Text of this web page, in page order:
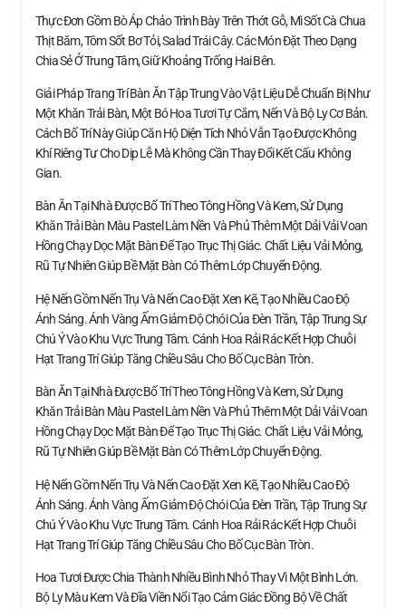
Thực Đơn Gồm Bò Áp Chảo Trình Bày Trên Thớt Gỗ, Mì Sốt Cà Chua
Thịt Băm, Tôm Sốt Bơ Tỏi, Salad Trái Cây. Các Món Đặt Theo Dạng
Chia Sẻ Ở Trung Tâm, Giữ Khoảng Trống Hai Bên.
Giải Pháp Trang Trí Bàn Ăn Tập Trung Vào Vật Liệu Dễ Chuẩn Bị Như
Một Khăn Trải Bàn, Một Bó Hoa Tươi Tự Cắm, Nến Và Bộ Ly Cơ Bản.
Cách Bố Trí Này Giúp Căn Hộ Diện Tích Nhỏ Vẫn Tạo Được Không
Khí Riêng Tư Cho Dịp Lễ Mà Không Cần Thay Đổi Kết Cấu Không
Gian.
Bàn Ăn Tại Nhà Được Bố Trí Theo Tông Hồng Và Kem, Sử Dụng
Khăn Trải Bàn Màu Pastel Làm Nền Và Phủ Thêm Một Dải Vải Voan
Hồng Chạy Dọc Mặt Bàn Để Tạo Trục Thị Giác. Chất Liệu Vải Mỏng,
Rũ Tự Nhiên Giúp Bề Mặt Bàn Có Thêm Lớp Chuyển Động.
Hệ Nến Gồm Nến Trụ Và Nến Cao Đặt Xen Kẽ, Tạo Nhiều Cao Độ
Ánh Sáng. Ánh Vàng Ấm Giảm Độ Chói Của Đèn Trần, Tập Trung Sự
Chú Ý Vào Khu Vực Trung Tâm. Cánh Hoa Rải Rác Kết Hợp Chuỗi
Hạt Trang Trí Giúp Tăng Chiều Sâu Cho Bố Cục Bàn Tròn.
Bàn Ăn Tại Nhà Được Bố Trí Theo Tông Hồng Và Kem, Sử Dụng
Khăn Trải Bàn Màu Pastel Làm Nền Và Phủ Thêm Một Dải Vải Voan
Hồng Chạy Dọc Mặt Bàn Để Tạo Trục Thị Giác. Chất Liệu Vải Mỏng,
Rũ Tự Nhiên Giúp Bề Mặt Bàn Có Thêm Lớp Chuyển Động.
Hệ Nến Gồm Nến Trụ Và Nến Cao Đặt Xen Kẽ, Tạo Nhiều Cao Độ
Ánh Sáng. Ánh Vàng Ấm Giảm Độ Chói Của Đèn Trần, Tập Trung Sự
Chú Ý Vào Khu Vực Trung Tâm. Cánh Hoa Rải Rác Kết Hợp Chuỗi
Hạt Trang Trí Giúp Tăng Chiều Sâu Cho Bố Cục Bàn Tròn.
Hoa Tươi Được Chia Thành Nhiều Bình Nhỏ Thay Vì Một Bình Lớn.
Bộ Ly Màu Kem Và Đĩa Viền Nổi Tạo Cảm Giác Đồng Bộ Về Chất